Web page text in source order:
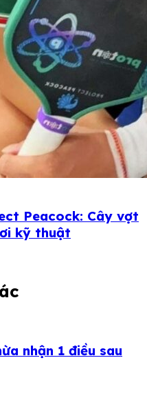
Peacock: Cây vợt
kỹ thuật
nhận 1 điều sau